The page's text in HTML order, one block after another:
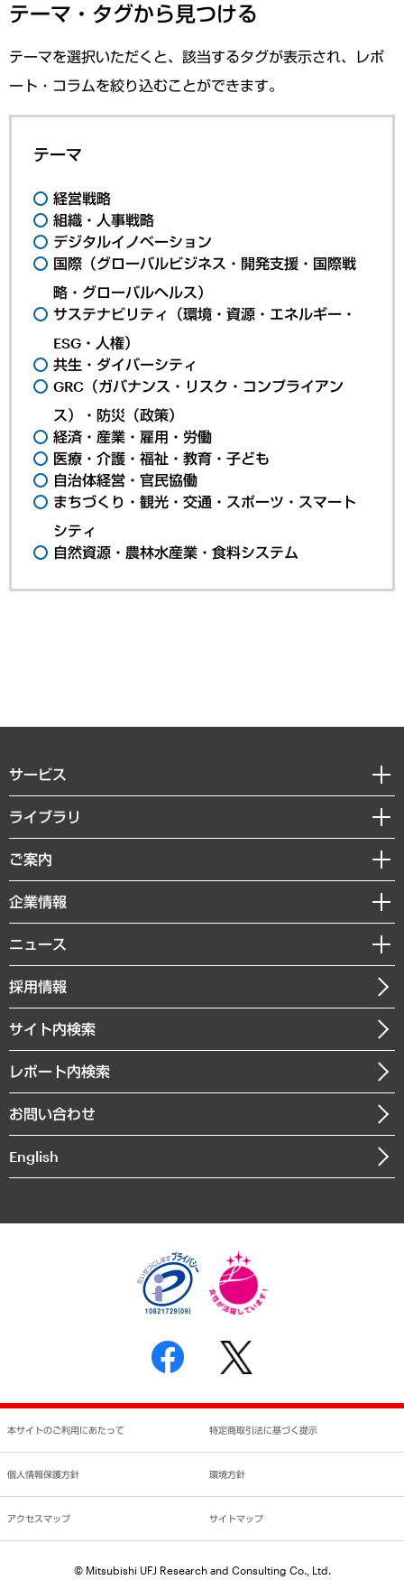
テーマ・タグから見つける
テーマを選択いただくと、該当するタグが表示され、レポ
ート・コラムを絞り込むことができます。
テーマ
経営戦略
組織・人事戦略
デジタルイノベーション
国際（グローバルビジネス・開発支援・国際戦
略・グローバルヘルス）
サステナビリティ（環境・資源・エネルギー・
ESG・人権）
共生・ダイバーシティ
GRC（ガバナンス・リスク・コンプライアン
ス）・防災（政策）
経済・産業・雇用・労働
医療・介護・福祉・教育・子ども
自治体経営・官民協働
まちづくり・観光・交通・スポーツ・スマート
シティ
自然資源・農林水産業・食料システム
サービス
経営戦略
組織・人事戦略
デジタルイノベーション
共生・ダイバーシティ
GRC（ガバナンス・リスク・コンプライアンス）・防災（政策）
経済・産業・雇用・労働
まちづくり・観光・交通・スポーツ・スマートシティ
自然資源・農林水産業・食料システム
ライブラリ
経済調査
レポート
コラム
経営用語集
受託・受注実績（官公庁関連）
メディア掲載・出演
ご案内
セミナー・イベント情報
MUFGビジネスセミナー
受託案件情報
企業情報
私たちの想い
社長メッセージ
会社概要
沿革
組織図・本部部室紹介
インドネシア現地法人
個人情報保護方針
反社会的勢力に対する基本方針
書面による個人情報の開示等の請求の手続きについて
ニュース
ニュースリリース
お知らせ
採用情報
サイト内検索
レポート内検索
お問い合わせ
English
本サイトのご利用にあたって 特定商取引法に基づく提示
個人情報保護方針 環境方針
アクセスマップ サイトマップ
© Mitsubishi UFJ Research and Consulting Co., Ltd.